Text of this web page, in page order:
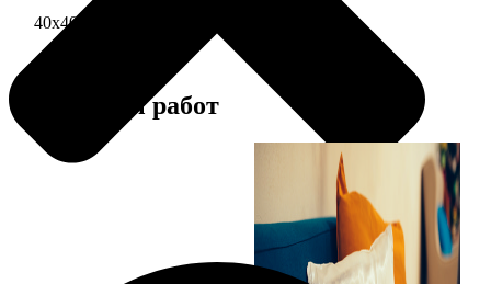
40х40 односторонняя печать
Примеры работ